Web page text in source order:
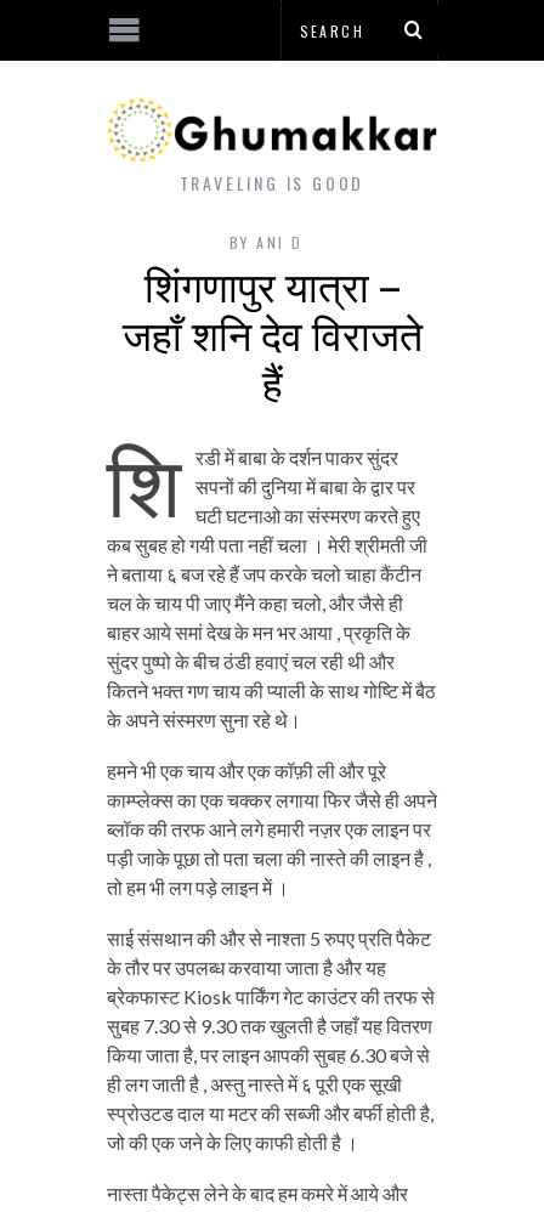
TRAVELING IS GOOD
BY ANI D
शिंगणापुर यात्रा –
जहाँ शनि देव विराजते
हैं
शि
रडी में बाबा के दर्शन पाकर सुंदर
सपनों की दुनिया में बाबा के द्वार पर
घटी घटनाओ का संस्मरण करते हुए
कब सुबह हो गयी पता नहीं चला । मेरी श्रीमती जी
ने बताया ६ बज रहे हैं जप करके चलो चाहा कैंटीन
चल के चाय पी जाए मैंने कहा चलो, और जैसे ही
बाहर आये समां देख के मन भर आया , प्रकृति के
सुंदर पुष्पो के बीच ठंडी हवाएं चल रही थी और
कितने भक्त गण चाय की प्याली के साथ गोष्टि में बैठ
के अपने संस्मरण सुना रहे थे।
हमने भी एक चाय और एक कॉफ़ी ली और पूरे
काम्प्लेक्स का एक चक्कर लगाया फिर जैसे ही अपने
ब्लॉक की तरफ आने लगे हमारी नज़र एक लाइन पर
पड़ी जाके पूछा तो पता चला की नास्ते की लाइन है ,
तो हम भी लग पड़े लाइन में ।
साई संसथान की और से नाश्ता 5 रुपए प्रति पैकेट
के तौर पर उपलब्ध करवाया जाता है और यह
ब्रेकफास्ट Kiosk पार्किंग गेट काउंटर की तरफ से
सुबह 7.30 से 9.30 तक खुलती है जहाँ यह वितरण
किया जाता है, पर लाइन आपकी सुबह 6.30 बजे से
ही लग जाती है , अस्तु नास्ते में ६ पूरी एक सूखी
स्प्रोउटड दाल या मटर की सब्जी और बर्फी होती है,
जो की एक जने के लिए काफी होती है ।
नास्ता पैकेट्स लेने के बाद हम कमरे में आये और